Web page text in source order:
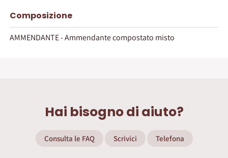
Composizione
AMMENDANTE - Ammendante compostato misto
Hai bisogno di aiuto?
Consulta le FAQ Scrivici Telefona